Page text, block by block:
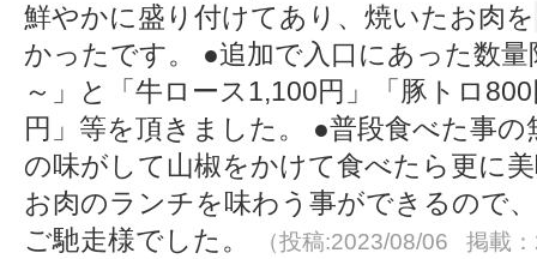
鮮やかに盛り付けてあり、焼いたお肉を
かったです。 ●追加で入口にあった数
～」と「牛ロース1,100円」「豚トロ
円」等を頂きました。 ●普段食べた事
の味がして山椒をかけて食べたら更に
お肉のランチを味わう事ができるので
ご馳走様でした。
（投稿:2023/08/06 掲載